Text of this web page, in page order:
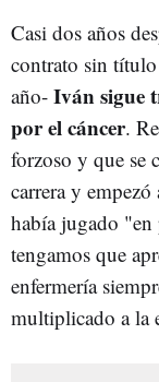
Casi dos años
contrato sin
año- Iván sigue
por el cáncer.
forzoso y que se
carrera y
había jugado
tengamos que
enfermería
multiplicado a la